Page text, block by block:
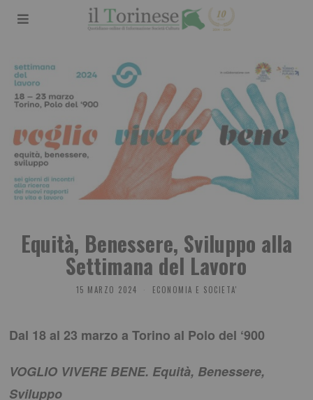
Equità, Benessere, Sviluppo alla
Settimana del Lavoro
15 MARZO 2024 ECONOMIA E SOCIETA'
Dal 18 al 23 marzo a Torino al Polo del ‘900
VOGLIO VIVERE BENE. Equità, Benessere,
Sviluppo